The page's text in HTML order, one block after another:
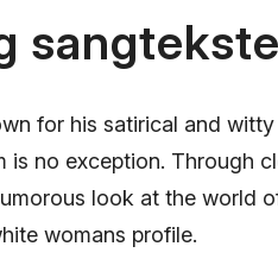
for his satirical and
is no exception. Through
look at the world
womans profile.